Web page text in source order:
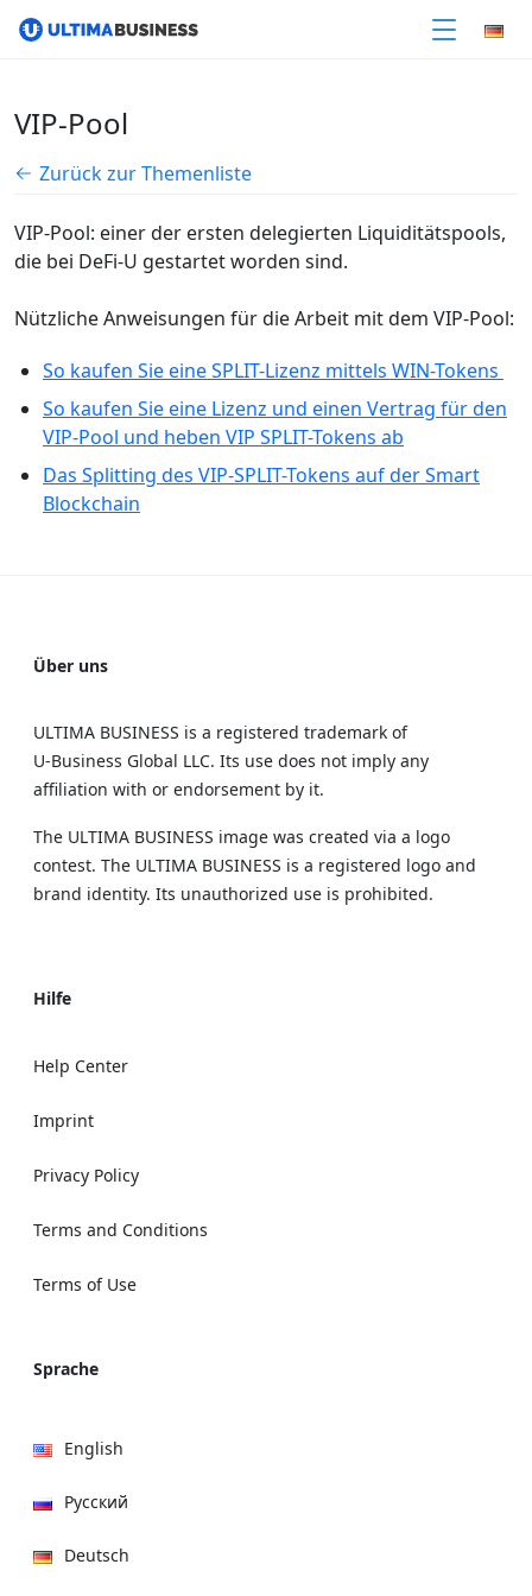
VIP-Pool
Zurück zur Themenliste
VIP-Pool: einer der ersten delegierten Liquiditätspools,
die bei DeFi-U gestartet worden sind.
Nützliche Anweisungen für die Arbeit mit dem VIP-Pool:
So kaufen Sie eine SPLIT-Lizenz mittels WIN-Tokens
So kaufen Sie eine Lizenz und einen Vertrag für den
VIP-Pool und heben VIP SPLIT-Tokens ab
Das Splitting des VIP-SPLIT-Tokens auf der Smart
Blockchain
Über uns
ULTIMA BUSINESS is a registered trademark of
U‑Business Global LLC. Its use does not imply any
affiliation with or endorsement by it.
The ULTIMA BUSINESS image was created via a logo
contest. The ULTIMA BUSINESS is a registered logo and
brand identity. Its unauthorized use is prohibited.
Hilfe
Help Center
Imprint
Privacy Policy
Terms and Conditions
Terms of Use
Sprache
English
Русский
Deutsch